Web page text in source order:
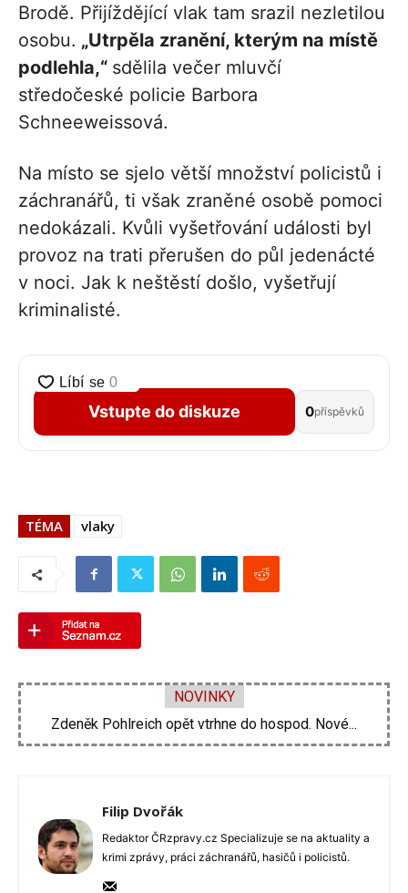
Brodě. Přijíždějící vlak tam srazil nezletilou
osobu. „Utrpěla zranění, kterým na místě
podlehla,“ sdělila večer mluvčí
středočeské policie Barbora
Schneeweissová.
Na místo se sjelo větší množství policistů i
záchranářů, ti však zraněné osobě pomoci
nedokázali. Kvůli vyšetřování události byl
provoz na trati přerušen do půl jedenácté
v noci. Jak k neštěstí došlo, vyšetřují
kriminalisté.
Vstupte do diskuze 0příspěvků
TÉMA vlaky
NOVINKY
Zdeněk Pohlreich opět vtrhne do hospod. Nové...
Michal Suchánek ukázal vynález, jak se ochladit...
Filip Dvořák
Redaktor ČRzpravy.cz Specializuje se na aktuality a
krimi zprávy, práci záchranářů, hasičů i policistů.